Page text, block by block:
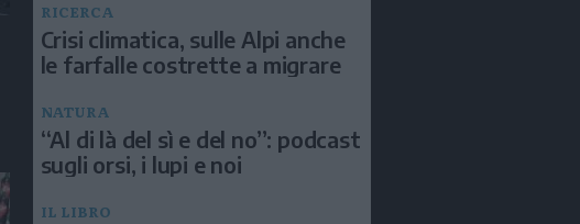
RICERCA
Crisi climatica, sulle Alpi anche
le farfalle costrette a migrare
NATURA
“Al di là del sì e del no”: podcast
sugli orsi, i lupi e noi
IL LIBRO